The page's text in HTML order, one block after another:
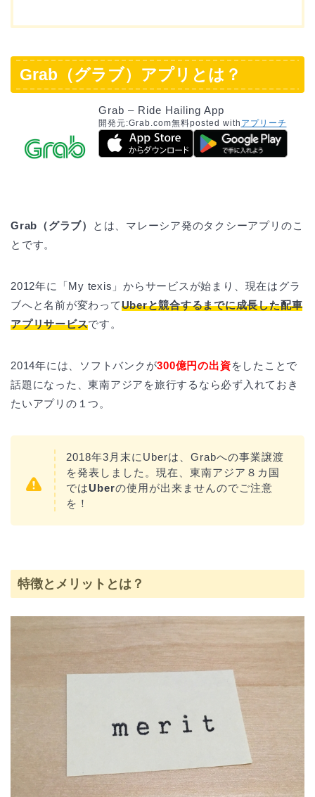
Grab（グラブ）アプリとは？
Grab – Ride Hailing App
開発元:Grab.com無料posted with アプリーチ
Grab（グラブ）
とは、マレーシア発のタクシーアプリのこ
とです。
2012年に「My texis」からサービスが始まり、現在はグラ
ブへと名前が変わってUberと競合するまでに成長した配車
アプリサービスです。
2014年には、ソフトバンクが300億円の出資をしたことで
話題になった、東南アジアを旅行するなら必ず入れておき
たいアプリの１つ。
2018年3月末にUberは、Grabへの事業譲渡
を発表しました。現在、東南アジア８カ国
ではUberの使用が出来ませんのでご注意
を！
特徴とメリットとは？